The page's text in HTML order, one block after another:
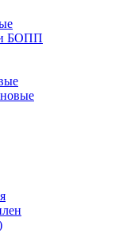
БОПП